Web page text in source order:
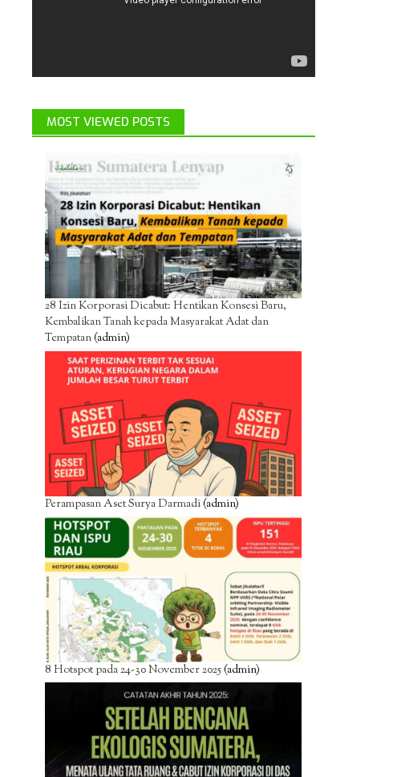
MOST VIEWED POSTS
28 Izin Korporasi Dicabut: Hentikan Konsesi Baru,
Kembalikan Tanah kepada Masyarakat Adat dan
Tempatan(admin)
Perampasan Aset Surya Darmadi(admin)
8 Hotspot pada 24-30 November 2025(admin)